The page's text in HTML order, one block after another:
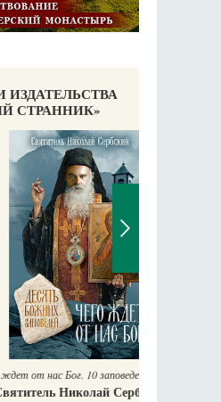
СТРАННИК»
10 заповедей Божиих
Сербский